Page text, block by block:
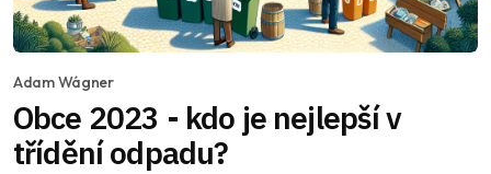
Adam Wágner
Obce 2023 - kdo je nejlepší v
třídění odpadu?